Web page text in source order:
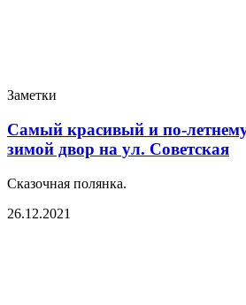
Заметки
Самый красивый и по-
зимой двор на ул. Советская
Сказочная полянка.
26.12.2021